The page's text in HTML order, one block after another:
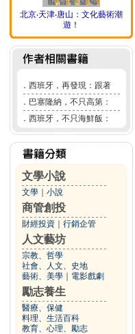
北京‧天津‧唐山：文化藝術潮
遊！
． 西班牙，再發現：跟著
． 巴塞隆納，不只高第：
． 西班牙，不只海鮮飯：
文學小說
文學 小說
商管創投
財經投資 行銷企管
人文藝坊
宗教、哲學
社會、人文、史地
藝術、美學
電影戲劇
勵志養生
醫療、保健
料理、生活百科
教育、心理、勵志